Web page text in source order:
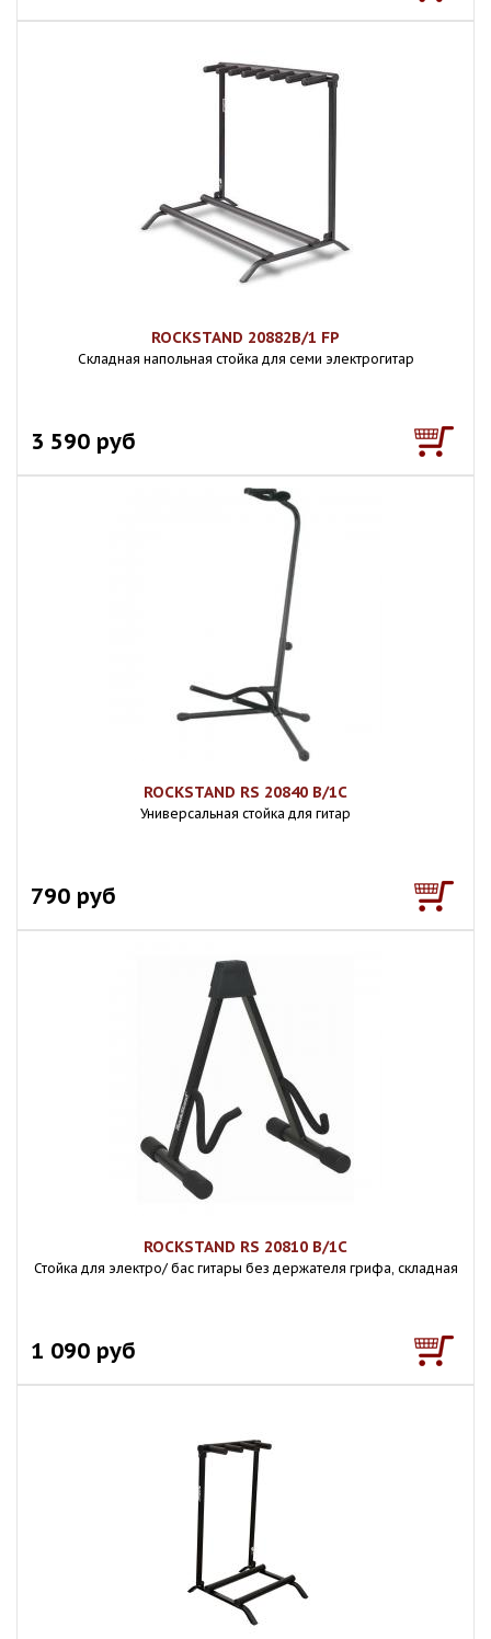
ROCKSTAND 20882B/1 FP
Складная напольная стойка для семи электрогитар
3 590 руб
ROCKSTAND RS 20840 B/1C
Универсальная стойка для гитар
790 руб
ROCKSTAND RS 20810 B/1C
Стойка для электро/ бас гитары без держателя грифа, складная
1 090 руб